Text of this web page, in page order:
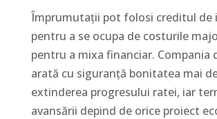
Împrumutații pot folosi creditul de
pentru a se ocupa de costurile
pentru a mixa financiar. Compania
arată cu siguranță bonitatea mai
extinderea progresului ratei, iar
avansării depind de orice proiect